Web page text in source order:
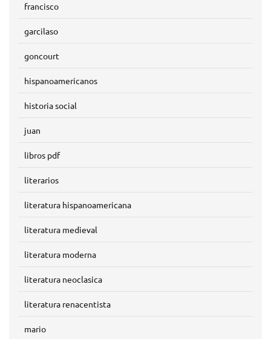
francisco
garcilaso
goncourt
hispanoamericanos
historia social
juan
libros pdf
literarios
literatura hispanoamericana
literatura medieval
literatura moderna
literatura neoclasica
literatura renacentista
mario